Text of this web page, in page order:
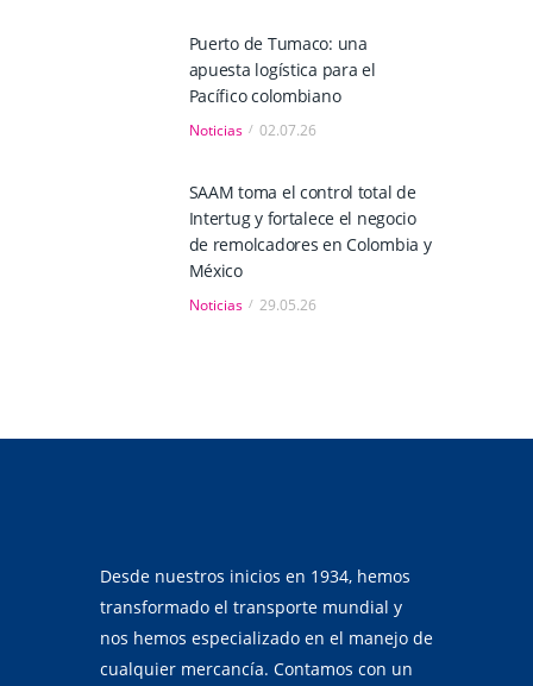
Puerto de Tumaco: una
apuesta logística para el
Pacífico colombiano
Noticias 02.07.26
SAAM toma el control total de
Intertug y fortalece el negocio
de remolcadores en Colombia y
México
Noticias 29.05.26
Desde nuestros inicios en 1934, hemos
transformado el transporte mundial y
nos hemos especializado en el manejo de
cualquier mercancía. Contamos con un